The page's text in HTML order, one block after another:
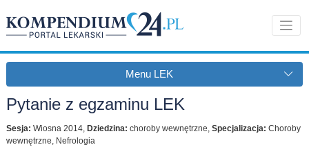
Menu LEK
Pytanie z egzaminu LEK
Sesja: Wiosna 2014, Dziedzina: choroby wewnętrzne, Specjalizacja: Choroby
wewnętrzne, Nefrologia